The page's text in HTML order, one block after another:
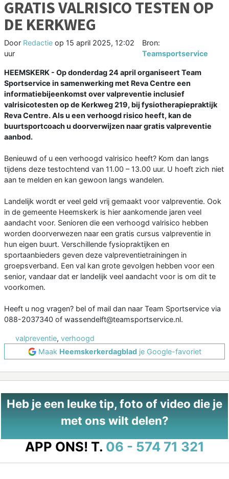
GRATIS VALRISICO TESTEN OP
DE KERKWEG
Door Redactie op 15 april 2025, 12:02
uur
Bron:
Teamsportservice
HEEMSKERK - Op donderdag 24 april organiseert Team
Sportservice in samenwerking met Reva Centre een
informatiebijeenkomst over valpreventie inclusief
valrisicotesten op de Kerkweg 219, bij fysiotherapiepraktijk
Reva Centre. Als u een verhoogd risico heeft, kan de
buurtsportcoach u doorverwijzen naar gratis valpreventie
aanbod.
Benieuwd of u een verhoogd valrisico heeft? Kom dan langs
tijdens deze testochtend van 11.00 – 13.00 uur. U hoeft zich niet
aan te melden en kan gewoon langs wandelen.
Landelijk wordt er veel geld vrij gemaakt voor valpreventie. Ook
in de gemeente Heemskerk is hier aankomende jaren veel
aandacht voor. Senioren die een verhoogd valrisico hebben
worden doorverwezen naar een gratis cursus valpreventie in
hun eigen buurt. Verschillende fysiopraktijken en
sportaanbieders geven deze valpreventietrainingen in
groepsverband. Een val kan grote gevolgen hebben voor een
senior, vandaar dat er landelijk veel aandacht voor is om dit te
voorkomen.
Heeft u nog vragen? bel of mail dan naar Team Sportservice via
088-2037340 of wassendelft@teamsportservice.nl.
valpreventie, verhoogd
Maak Heemskerkerdagbladje Google-favoriet
Heb je een leuke tip, foto of video die je
met ons wilt delen?
APP ONS! T. 06 - 574 71 321